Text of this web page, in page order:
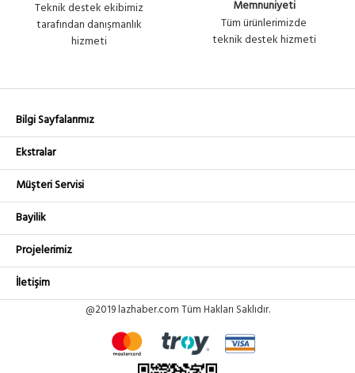
Teknik destek ekibimiz
tarafından danışmanlık
hizmeti
Memnuniyeti
Tüm ürünlerimizde
teknik destek hizmeti
Bilgi Sayfalarımız
Ekstralar
Müşteri Servisi
Bayilik
Projelerimiz
İletişim
@2019 lazhaber.com Tüm Hakları Saklıdır.